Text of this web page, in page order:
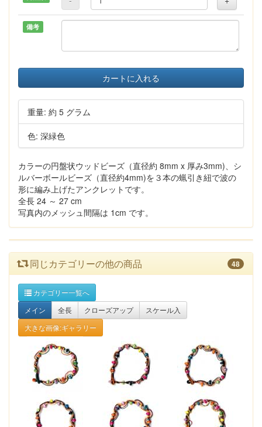
備考
カートに入れる
重量: 約 5 グラム
色: 深緑色
カラーの円盤状ウッドビーズ（直径約 8mm x 厚み3mm)、シ
ルバーボールビーズ（直径約4mm)を３本の蝋引き紐で波の
形に編み上げたアンクレットです。
全長 24 ～ 27 cm
写真内のメッシュ間隔は 1cm です。
同じカテゴリーの他の商品 48
カテゴリー一覧へ
メイン
全長 クローズアップ
スケール入
大きな画像:ギャラリー